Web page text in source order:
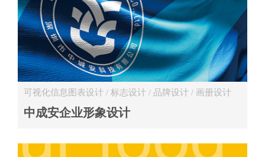
可视化信息图表设计 / 标志设计 / 品牌设计 / 画册设计
中成安企业形象设计